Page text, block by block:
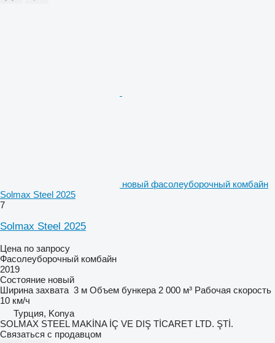
новый фасолеуборочный комбайн
Solmax Steel 2025
7
Solmax Steel 2025
Цена по запросу
Фасолеуборочный комбайн
2019
Состояние новый
Ширина захвата 3 м Объем бункера 2 000 м³ Рабочая скорость
10 км/ч
Турция, Konya
SOLMAX STEEL MAKİNA İÇ VE DIŞ TİCARET LTD. ŞTİ.
Связаться с продавцом